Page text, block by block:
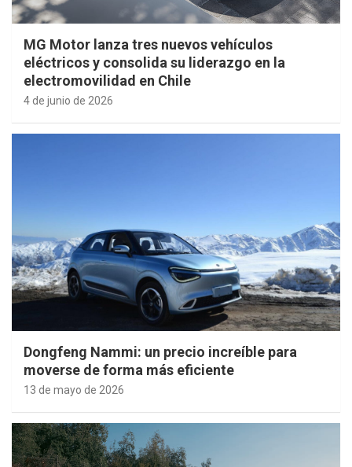
MG Motor lanza tres nuevos vehículos
eléctricos y consolida su liderazgo en la
electromovilidad en Chile
4 de junio de 2026
Dongfeng Nammi: un precio increíble para
moverse de forma más eficiente
13 de mayo de 2026